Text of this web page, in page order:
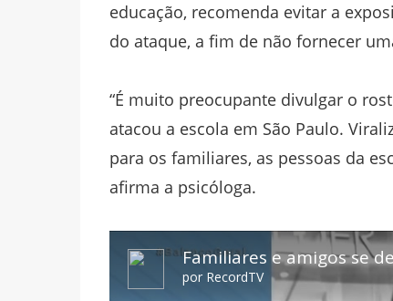
educação, recomenda evitar a
do ataque, a fim de não fornecer
“É muito preocupante divulgar o
atacou a escola em São Paulo.
para os familiares, as pessoas da
afirma a psicóloga.